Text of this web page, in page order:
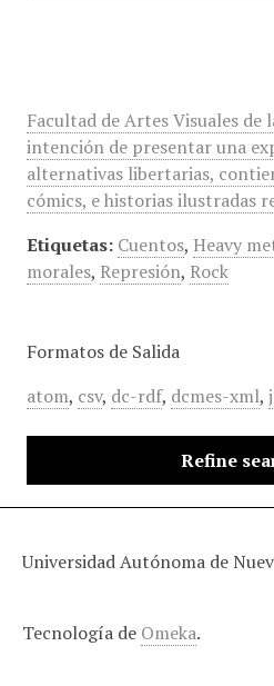
Facultad de Artes Visuales de
intención de presentar una
alternativas libertarias,
cómics, e historias ilustradas
Etiquetas: Cuentos, Heavy
morales, Represión, Rock
Formatos de Salida
atom, csv, dc-rdf, dcmes-xml,
Refine
Universidad Autónoma de
Tecnología de Omeka.